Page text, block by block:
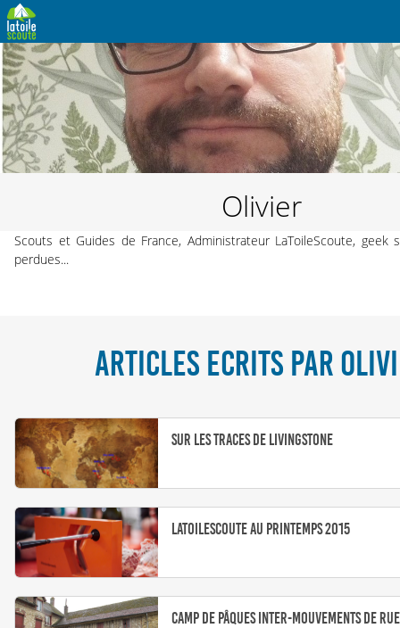
Olivier
Scouts et Guides de France, Administrateur LaToileScoute, geek
perdues...
ARTICLES ECRITS PAR
Sur les traces de Livingstone
LaToileScoute au Printemps 2015
Camp de Pâques inter-mouvements de